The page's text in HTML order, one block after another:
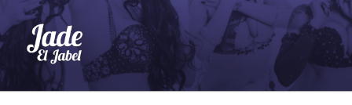
Pular
para
o
conteúdo
JADE EL JABEL
Dança do Ventre